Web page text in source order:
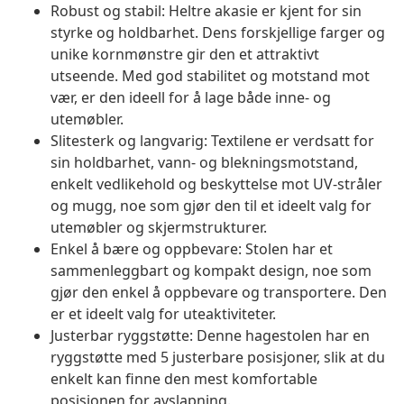
Robust og stabil: Heltre akasie er kjent for sin
styrke og holdbarhet. Dens forskjellige farger og
unike kornmønstre gir den et attraktivt
utseende. Med god stabilitet og motstand mot
vær, er den ideell for å lage både inne- og
utemøbler.
Slitesterk og langvarig: Textilene er verdsatt for
sin holdbarhet, vann- og blekningsmotstand,
enkelt vedlikehold og beskyttelse mot UV-stråler
og mugg, noe som gjør den til et ideelt valg for
utemøbler og skjermstrukturer.
Enkel å bære og oppbevare: Stolen har et
sammenleggbart og kompakt design, noe som
gjør den enkel å oppbevare og transportere. Den
er et ideelt valg for uteaktiviteter.
Justerbar ryggstøtte: Denne hagestolen har en
ryggstøtte med 5 justerbare posisjoner, slik at du
enkelt kan finne den mest komfortable